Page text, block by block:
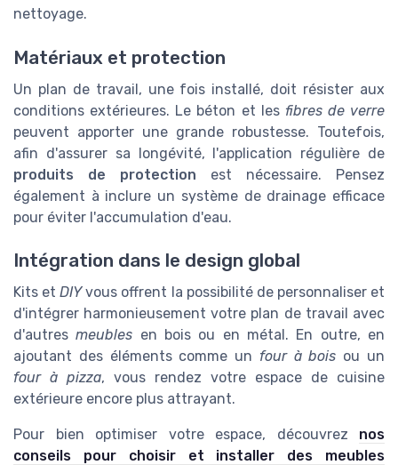
nettoyage.
Matériaux et protection
Un plan de travail, une fois installé, doit résister aux
conditions extérieures. Le béton et les fibres de verre
peuvent apporter une grande robustesse. Toutefois,
afin d'assurer sa longévité, l'application régulière de
produits de protection est nécessaire. Pensez
également à inclure un système de drainage efficace
pour éviter l'accumulation d'eau.
Intégration dans le design global
Kits etDIYvous offrent la possibilité de personnaliser et
d'intégrer harmonieusement votre plan de travail avec
d'autresmeubles en bois ou en métal. En outre, en
ajoutant des éléments comme un four à bois ou un
four à pizza, vous rendez votre espace de cuisine
extérieure encore plus attrayant.
Pour bien optimiser votre espace, découvrez nos
conseils pour choisir et installer des meubles